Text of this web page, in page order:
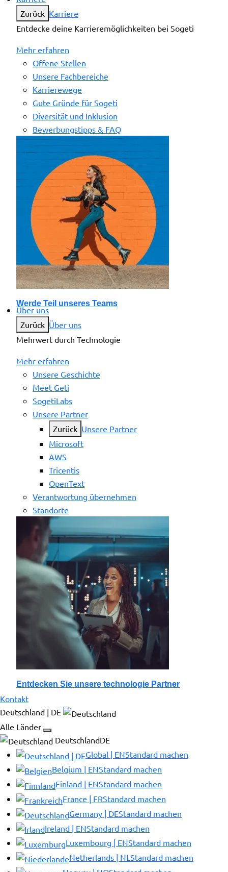
Zurück Karriere
Entdecke deine Karrieremöglichkeiten bei Sogeti
Mehr erfahren
Offene Stellen
Unsere Fachbereiche
Karrierewege
Gute Gründe für Sogeti
Diversität und Inklusion
Bewerbungstipps & FAQ
Werde Teil unseres Teams
Über uns
Zurück Über uns
Mehrwert durch Technologie
Mehr erfahren
Unsere Geschichte
Meet Geti
SogetiLabs
Unsere Partner
Zurück Unsere Partner
Microsoft
AWS
Tricentis
OpenText
Verantwortung übernehmen
Standorte
Entdecken Sie unsere technologie Partner
Kontakt
Deutschland | DE
Alle Länder
DeutschlandDE
Global | ENStandard machen
Belgium | ENStandard machen
Finland | ENStandard machen
France | FRStandard machen
Germany | DEStandard machen
Ireland | ENStandard machen
Luxembourg | ENStandard machen
Netherlands | NL Standard machen